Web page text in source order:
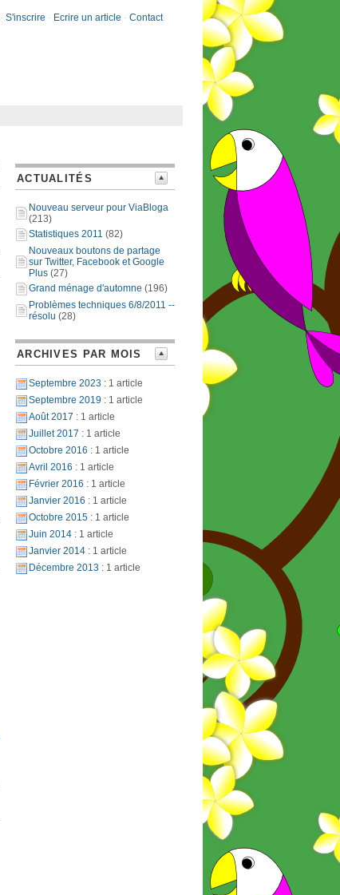
- S'inscrire - Ecrire un article - Contact
ACTUALITÉS
Nouveau serveur pour ViaBloga
(213)
Statistiques 2011 (82)
Nouveaux boutons de partage
sur Twitter, Facebook et Google
Plus (27)
Grand ménage d'automne (196)
Problèmes techniques 6/8/2011 --
résolu (28)
ARCHIVES PAR MOIS
Septembre 2023 : 1 article
Septembre 2019 : 1 article
Août 2017 : 1 article
Juillet 2017 : 1 article
Octobre 2016 : 1 article
Avril 2016 : 1 article
Février 2016 : 1 article
Janvier 2016 : 1 article
Octobre 2015 : 1 article
Juin 2014 : 1 article
Janvier 2014 : 1 article
Décembre 2013 : 1 article